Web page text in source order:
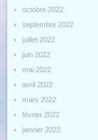
octobre 2022
septembre 2022
juillet 2022
juin 2022
mai 2022
avril 2022
mars 2022
février 2022
janvier 2022